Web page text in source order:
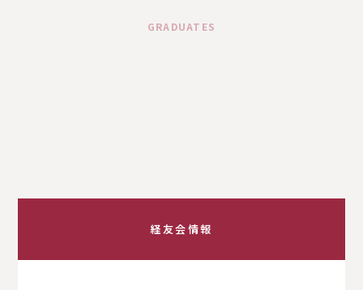
GRADUATES
経友会情報